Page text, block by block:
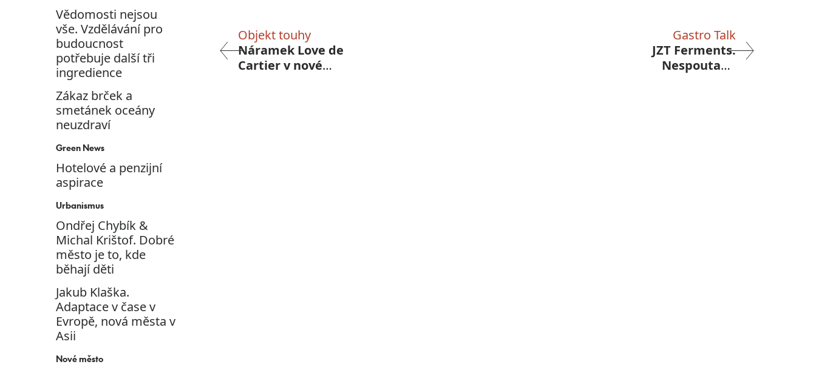
Vědomosti nejsou
vše. Vzdělávání pro
budoucnost
potřebuje další tři
ingredience
Zákaz brček a
smetánek oceány
neuzdraví
Green News
Hotelové a penzijní
aspirace
Urbanismus
Ondřej Chybík &
Michal Krištof. Dobré
město je to, kde
běhají děti
Jakub Klaška.
Adaptace v čase v
Evropě, nová města v
Asii
Nové město
Gastro Talk
JZT Ferments.
Nespoutaná
Objekt touhy
Náramek Love de
Cartier v nové